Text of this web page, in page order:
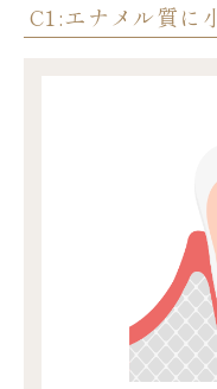
C1:エナメル質に